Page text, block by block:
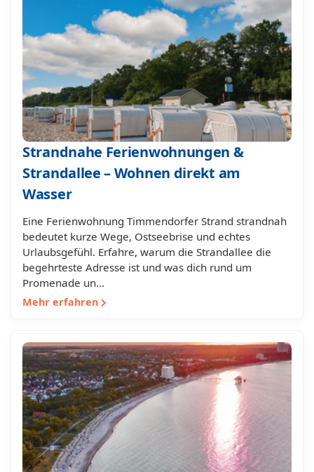
Strandnahe Ferienwohnungen &
Strandallee – Wohnen direkt am
Wasser
Eine Ferienwohnung Timmendorfer Strand strandnah
bedeutet kurze Wege, Ostseebrise und echtes
Urlaubsgefühl. Erfahre, warum die Strandallee die
begehrteste Adresse ist und was dich rund um
Promenade un…
Mehr erfahren